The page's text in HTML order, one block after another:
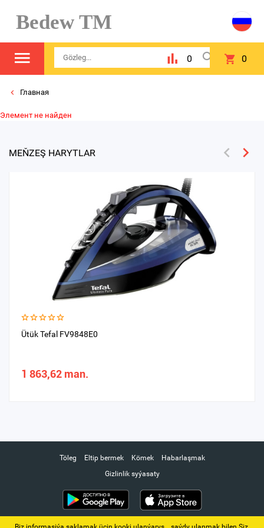
Bedew TM
0 0
Главная
Элемент не найден
MEŇZEŞ HARYTLAR
Ütük Tefal FV9848E0
1 863,62 man.
Töleg Eltip bermek Kömek
Habarlaşmak
Gizlinlik syýasaty